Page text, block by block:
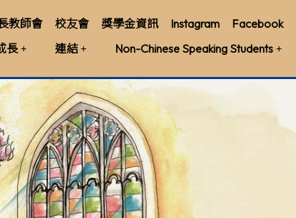
教師會 校友會 獎學金資訊 Instagram
Facebook
長 連結 Non-Chinese Speaking Students